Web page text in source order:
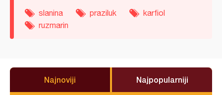
slanina praziluk
karfiol
ruzmarin
Najnoviji Najpopularniji